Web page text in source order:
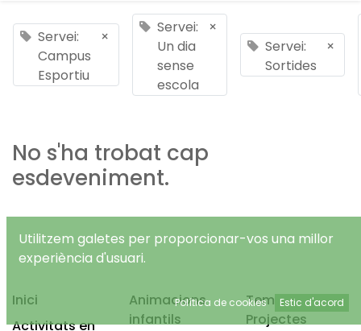
Servei:
Campus
Esportiu
×
Servei:
Un dia
sense
escola
×
Servei:
Sortides
×
No s'ha trobat cap
esdeveniment.
Inici
Activitats en
Animacions
infantils
Temps Lliure
Projectes
Utilitzem galetes per proporcionar-vos una millor
experiència d'usuari.
Política de cookies Estic d'acord